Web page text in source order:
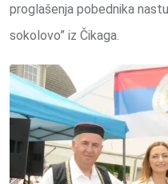
proglašenja pobednika
sokolovo” iz Čikaga.